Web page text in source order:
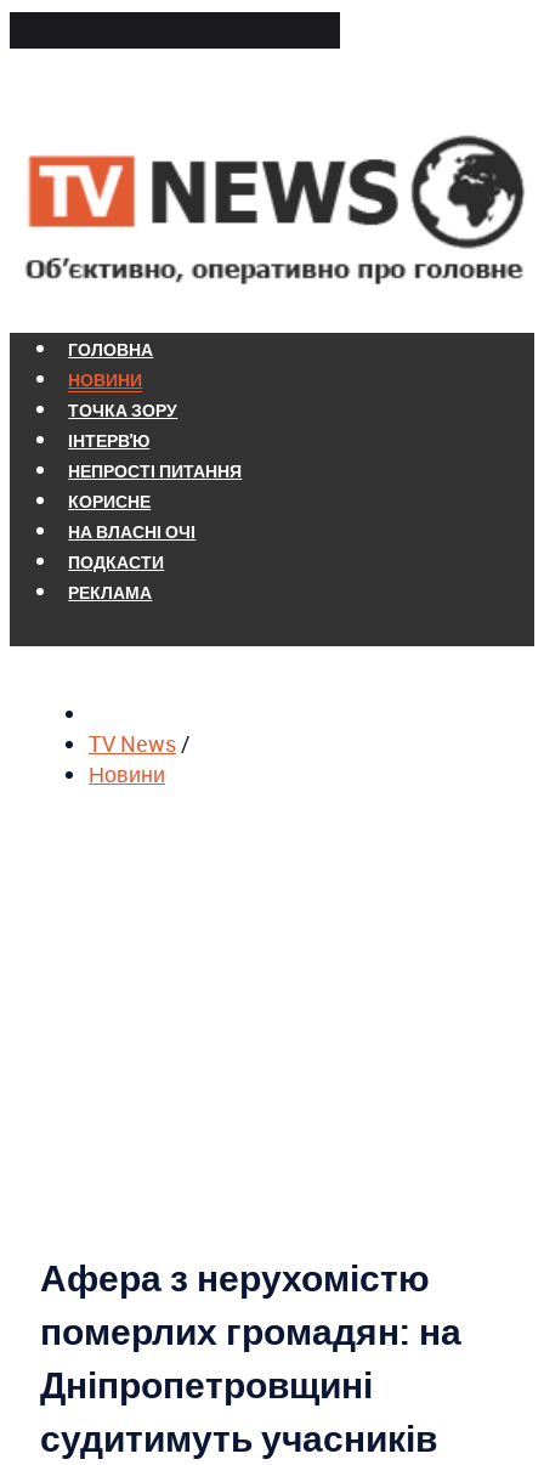
ГОЛОВНА
НОВИНИ
ТОЧКА ЗОРУ
ІНТЕРВ'Ю
НЕПРОСТІ ПИТАННЯ
КОРИСНЕ
НА ВЛАСНІ ОЧІ
ПОДКАСТИ
РЕКЛАМА
TV News/
Новини
Афера з нерухомістю
померлих громадян: на
Дніпропетровщині
судитимуть учасників